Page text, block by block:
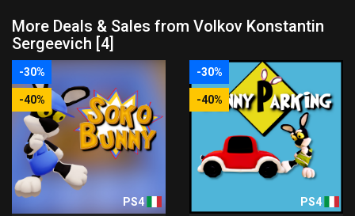
More Deals & Sales from Volkov Konstantin
Sergeevich [4]
-30%
-40%
PS4
-30%
-40%
PS4